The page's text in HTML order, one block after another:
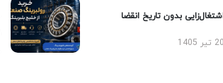
بدون تاریخ انقضا
20 تیر 1405